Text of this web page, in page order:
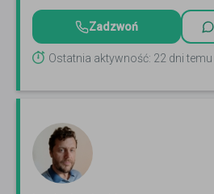
Zadzwoń
Ostatnia aktywność: 22 dni temu